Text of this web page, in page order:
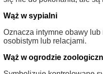
Wąż w sypialni
Oznacza intymne obawy
osobistym lub relacjami.
Wąż w ogrodzie